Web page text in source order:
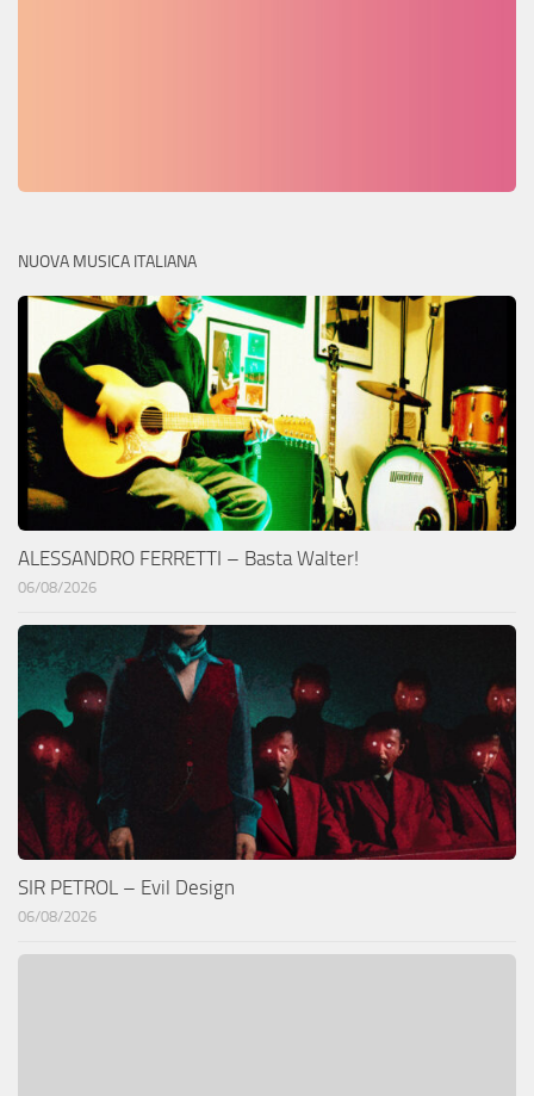
NUOVA MUSICA ITALIANA
ALESSANDRO FERRETTI – Basta Walter!
06/08/2026
SIR PETROL – Evil Design
06/08/2026